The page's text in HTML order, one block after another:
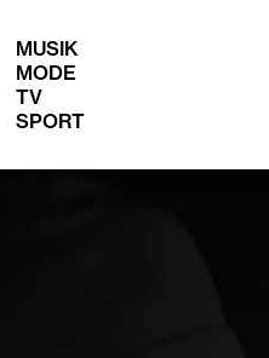
MUSIK
MODE
TV
SPORT